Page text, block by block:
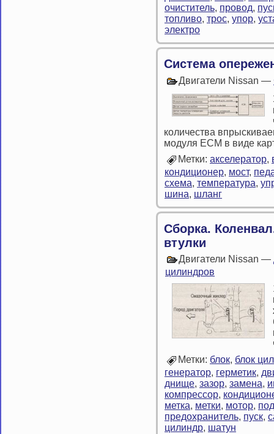
очиститель, провод,
топливо, трос, упор,
электро
Система
Двигатели Nissan —
количества
модуля ЕСМ в виде
Метки: акселератор,
кондиционер, мост,
схема, температура,
шина, шланг
Сборка.
втулки
Двигатели Nissan —
цилиндров
Метки: блок, блок
генератор, герметик,
днище, зазор, замена,
компрессор,
метка, метки, мотор,
предохранитель, пуск,
цилиндр, шатун